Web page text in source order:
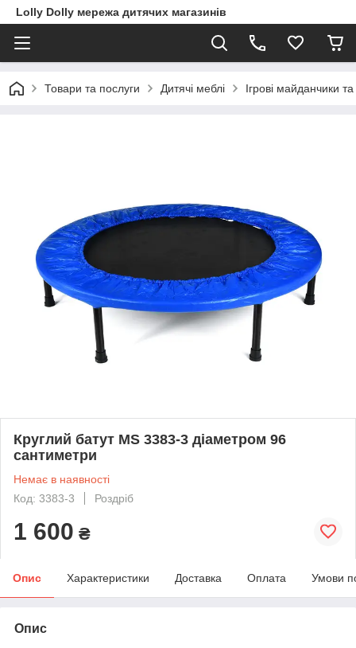
Lolly Dolly мережа дитячих магазинів
Товари та послуги Дитячі меблі Ігрові майданчики та
Круглий батут MS 3383-3 діаметром 96
сантиметри
Немає в наявності
Код: 3383-3
Роздріб
1 600 ₴
Опис Характеристики Доставка Оплата Умови
Опис